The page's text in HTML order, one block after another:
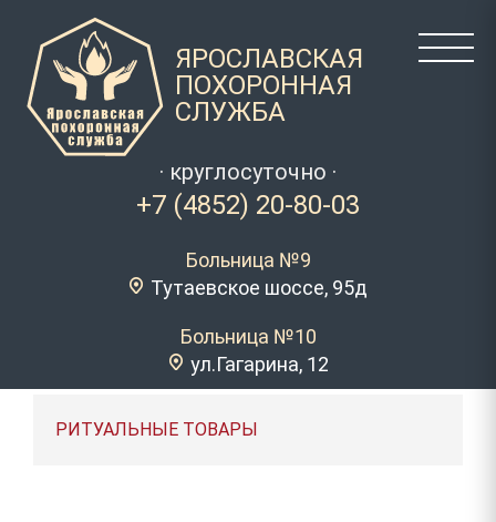
ЯРОСЛАВСКАЯ
ПОХОРОННАЯ
СЛУЖБА
· круглосуточно ·
+7 (4852) 20-80-03
Больница №9
Тутаевское шоссе, 95д
Больница №10
ул.Гагарина, 12
РИТУАЛЬНЫЕ ТОВАРЫ